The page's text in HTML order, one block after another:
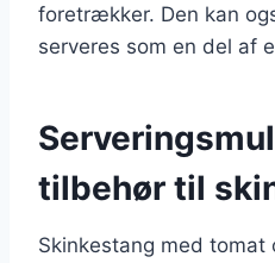
foretrækker. Den kan
serveres som en del af
tilbehør til
Skinkestang med tomat